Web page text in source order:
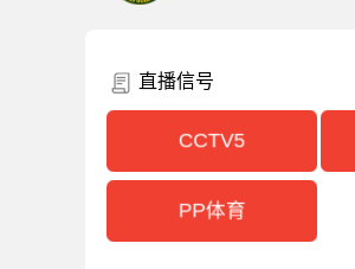
直播信号
CCTV5
PP体育